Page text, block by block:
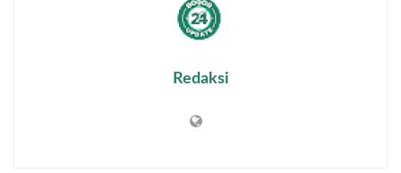
Redaksi